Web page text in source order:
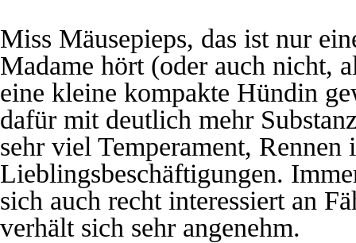
Miss Mäusepieps, das ist nur
Madame hört (oder auch nicht,
eine kleine kompakte Hündin
dafür mit deutlich mehr
sehr viel Temperament, Rennen
Lieblingsbeschäftigungen.
sich auch recht interessiert an
verhält sich sehr angenehm.